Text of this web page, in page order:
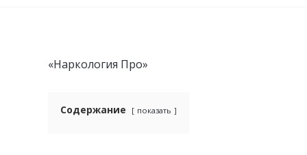
«Наркология Про»
Содержание показать